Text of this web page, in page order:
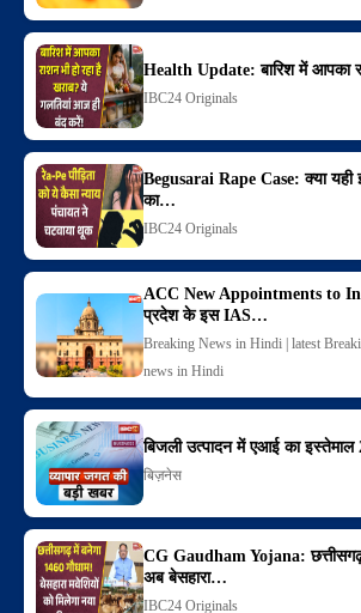
Health Update: बारिश में आपका
IBC24 Originals
Begusarai Rape Case: क्या यही
का…
IBC24 Originals
ACC New Appointments to
प्रदेश के इस IAS…
Breaking News in Hindi | latest
news in Hindi
बिजली उत्पादन में एआई का
बिज़नेस
CG Gaudham Yojana: छत्तीसगढ़
अब बेसहारा…
IBC24 Originals